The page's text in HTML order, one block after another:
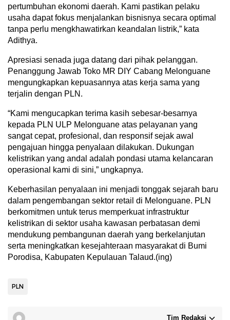
pertumbuhan ekonomi daerah. Kami pastikan pelaku
usaha dapat fokus menjalankan bisnisnya secara optimal
tanpa perlu mengkhawatirkan keandalan listrik,” kata
Adithya.
Apresiasi senada juga datang dari pihak pelanggan.
Penanggung Jawab Toko MR DIY Cabang Melonguane
mengungkapkan kepuasannya atas kerja sama yang
terjalin dengan PLN.
“Kami mengucapkan terima kasih sebesar-besarnya
kepada PLN ULP Melonguane atas pelayanan yang
sangat cepat, profesional, dan responsif sejak awal
pengajuan hingga penyalaan dilakukan. Dukungan
kelistrikan yang andal adalah pondasi utama kelancaran
operasional kami di sini,” ungkapnya.
Keberhasilan penyalaan ini menjadi tonggak sejarah baru
dalam pengembangan sektor retail di Melonguane. PLN
berkomitmen untuk terus memperkuat infrastruktur
kelistrikan di sektor usaha kawasan perbatasan demi
mendukung pembangunan daerah yang berkelanjutan
serta meningkatkan kesejahteraan masyarakat di Bumi
Porodisa, Kabupaten Kepulauan Talaud.(ing)
PLN
Tim Redaksi